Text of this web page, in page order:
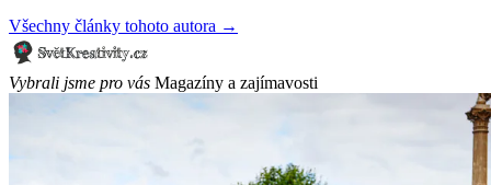
Všechny články tohoto autora →
Vybrali jsme pro vás Magazíny a zajímavosti